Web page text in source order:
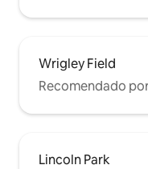
Wrigley Field
Recomendado
Lincoln Park